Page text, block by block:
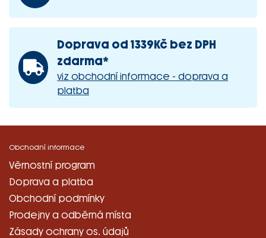
Doprava od 1339Kč bez DPH
zdarma*
viz obchodní informace - doprava a
platba
Obchodní informace
Věrnostní program
Doprava a platba
Obchodní podmínky
Prodejny a odběrná místa
Zásady ochrany os. údajů